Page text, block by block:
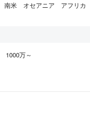
南米 オセアニア アフリカ
1000万～